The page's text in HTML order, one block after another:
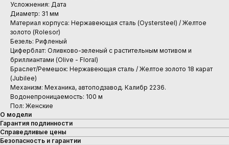
Усложнения: Дата
Диаметр: 31 мм
Материал корпуса: Нержавеющая сталь (Oystersteel) / Желтое
золото (Rolesor)
Безель: Рифленый
Циферблат: Оливково-зеленый с растительным мотивом и
бриллиантами (Olive - Floral)
Браслет/Ремешок: Нержавеющая сталь / Желтое золото 18 карат
(Jubilee)
Механизм: Механика, автоподзавод. Калибр 2236.
Водонепроницаемость: 100 м
Пол: Женские
О модели
Гарантия подлинности
Справедливые цены
Безопасность и гарантии